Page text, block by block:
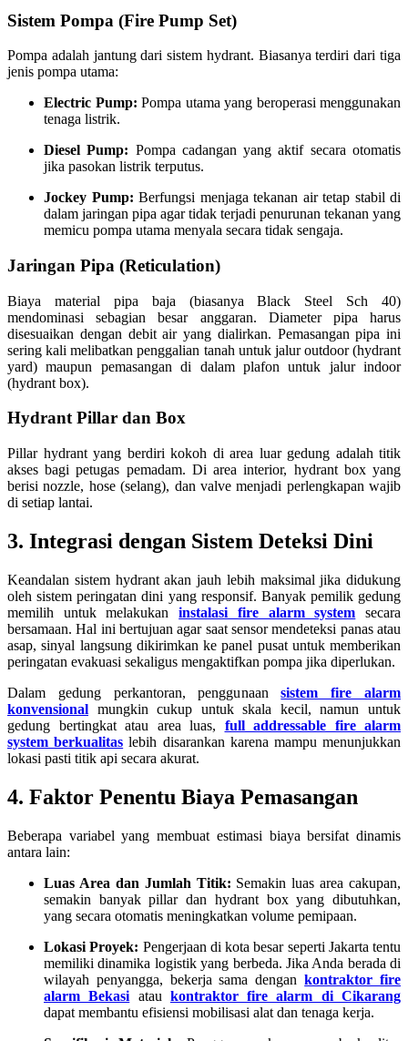
Sistem Pompa (Fire Pump Set)
Pompa adalah jantung dari sistem hydrant. Biasanya terdiri dari tiga
jenis pompa utama:
Electric Pump: Pompa utama yang beroperasi menggunakan
tenaga listrik.
Diesel Pump: Pompa cadangan yang aktif secara otomatis
jika pasokan listrik terputus.
Jockey Pump: Berfungsi menjaga tekanan air tetap stabil di
dalam jaringan pipa agar tidak terjadi penurunan tekanan yang
memicu pompa utama menyala secara tidak sengaja.
Jaringan Pipa (Reticulation)
Biaya material pipa baja (biasanya Black Steel Sch 40)
mendominasi sebagian besar anggaran. Diameter pipa harus
disesuaikan dengan debit air yang dialirkan. Pemasangan pipa ini
sering kali melibatkan penggalian tanah untuk jalur outdoor (hydrant
yard) maupun pemasangan di dalam plafon untuk jalur indoor
(hydrant box).
Hydrant Pillar dan Box
Pillar hydrant yang berdiri kokoh di area luar gedung adalah titik
akses bagi petugas pemadam. Di area interior, hydrant box yang
berisi nozzle, hose (selang), dan valve menjadi perlengkapan wajib
di setiap lantai.
3. Integrasi dengan Sistem Deteksi Dini
Keandalan sistem hydrant akan jauh lebih maksimal jika didukung
oleh sistem peringatan dini yang responsif. Banyak pemilik gedung
memilih untuk melakukaninstalasi fire alarm system secara
bersamaan. Hal ini bertujuan agar saat sensor mendeteksi panas atau
asap, sinyal langsung dikirimkan ke panel pusat untuk memberikan
peringatan evakuasi sekaligus mengaktifkan pompa jika diperlukan.
Dalam gedung perkantoran, penggunaansistem fire alarm
konvensional mungkin cukup untuk skala kecil, namun untuk
gedung bertingkat atau area luas, full addressable fire alarm
system berkualitas lebih disarankan karena mampu menunjukkan
lokasi pasti titik api secara akurat.
4. Faktor Penentu Biaya Pemasangan
Beberapa variabel yang membuat estimasi biaya bersifat dinamis
antara lain:
Luas Area dan Jumlah Titik: Semakin luas area cakupan,
semakin banyak pillar dan hydrant box yang dibutuhkan,
yang secara otomatis meningkatkan volume pemipaan.
Lokasi Proyek: Pengerjaan di kota besar seperti Jakarta tentu
memiliki dinamika logistik yang berbeda. Jika Anda berada di
wilayah penyangga, bekerja sama dengankontraktor fire
alarm Bekasi atau kontraktor fire alarm di Cikarang
dapat membantu efisiensi mobilisasi alat dan tenaga kerja.